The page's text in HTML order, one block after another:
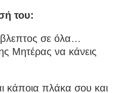
του:
σε όλα…
Μητέρας να κάνεις
κάποια πλάκα σου και